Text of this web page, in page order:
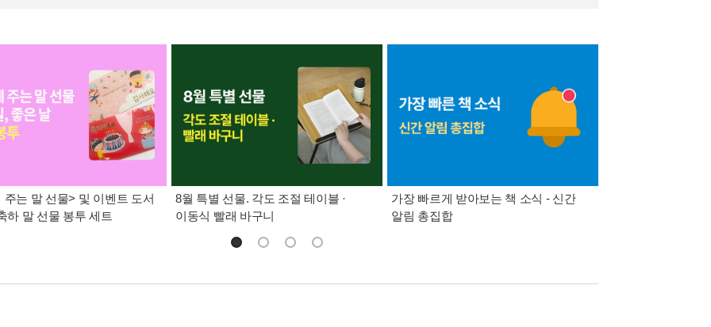
주는 말 선물> 및 이벤트 도서
하 말 선물 봉투 세트
8월 특별 선물. 각도 조절 테이블 ·
이동식 빨래 바구니
가장 빠르게 받아보는 책 소식 - 신간
알림 총집합